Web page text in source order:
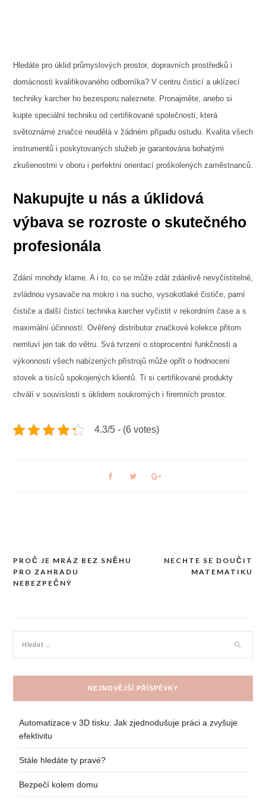
Hledáte pro úklid průmyslových prostor, dopravních prostředků i
domácnosti kvalifikovaného odborníka? V centru čisticí a uklízecí
techniky karcherho bezesporu naleznete. Pronajměte, anebo si
kupte speciální techniku od certifikované společnosti, která
světoznámé značce neudělá v žádném případu ostudu. Kvalita všech
instrumentů i poskytovaných služeb je garantována bohatými
zkušenostmi v oboru i perfektní orientací proškolených zaměstnanců.
Nakupujte u nás a úklidová
výbava se rozroste o skutečného
profesionála
Zdání mnohdy klame. A i to, co se může zdát zdánlivě nevyčistitelné,
zvládnou vysavače na mokro i na sucho, vysokotlaké čističe, parní
čističe a další čisticí technika karcher vyčistit v rekordním čase a s
maximální účinností. Ověřený distributor značkové kolekce přitom
nemluví jen tak do větru. Svá tvrzení o stoprocentní funkčnosti a
výkonnosti všech nabízených přístrojů může opřít o hodnocení
stovek a tisíců spokojených klientů. Ti si certifikované produkty
chválí v souvislosti s úklidem soukromých i firemních prostor.
4.3/5 - (6 votes)
Navigace
pro
PROČ JE MRÁZ BEZ SNĚHU
PRO ZAHRADU
NEBEZPEČNÝ
NECHTE SE DOUČIT
MATEMATIKU
NEJNOVĚJŠÍ PŘÍSPĚVKY
Automatizace v 3D tisku: Jak zjednodušuje práci a zvyšuje
efektivitu
Stále hledáte ty pravé?
Bezpečí kolem domu